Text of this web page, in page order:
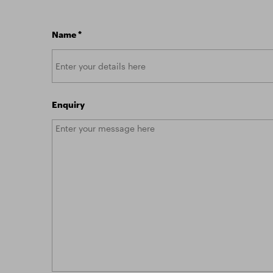
Name*
Enquiry